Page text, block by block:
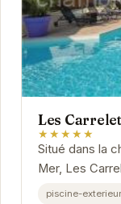
Les
★★★★★
Situé dans la
Mer, Les
confortable et
piscine-